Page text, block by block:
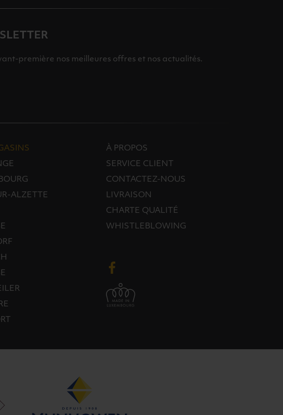
première nos meilleures offres et nos actualités.
ALZETTE
À PROPOS
SERVICE CLIENT
CONTACTEZ-NOUS
LIVRAISON
CHARTE QUALITÉ
WHISTLEBLOWING